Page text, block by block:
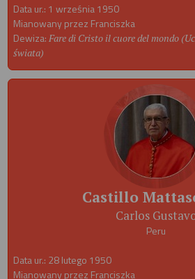
Data ur.: 1 września 1950
Mianowany przez Franciszka
Dewiza: Fare di Cristo il cuore del mondo
świata)
Castillo
Carlos
Peru
Data ur.: 28 lutego 1950
Mianowany przez Franciszka